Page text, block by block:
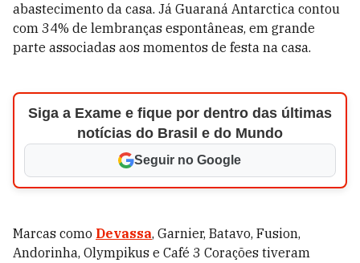
abastecimento da casa. Já Guaraná Antarctica contou
com 34% de lembranças espontâneas, em grande
parte associadas aos momentos de festa na casa.
Siga a Exame e fique por dentro das últimas
notícias do Brasil e do Mundo
Seguir no Google
Marcas como Devassa, Garnier, Batavo, Fusion,
Andorinha, Olympikus e Café 3 Corações tiveram